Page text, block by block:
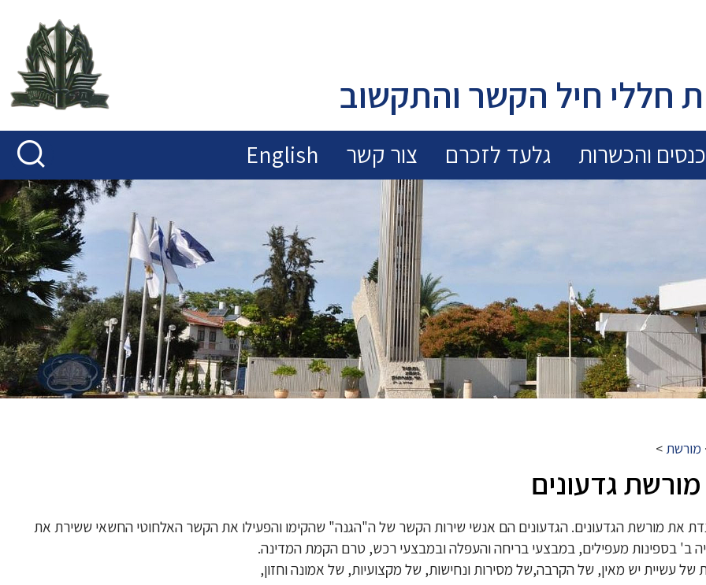
חללי חיל הקשר והתקשוב
והכשרות גלעד לזכרם צור קשר English
מורשת >
גדעונים
את מורשת הגדעונים. הגדעונים הם אנשי שירות הקשר של ה"הגנה" שהקימו והפעילו את הקשר האלחוטי החשאי ששירת את
ב' בספינות מעפילים, במבצעי בריחה והעפלה ובמבצעי רכש, טרם הקמת המדינה.
של עשיית יש מאין, של הקרבה,של מסירות ונחישות, של מקצועיות, של אמונה וחזון,